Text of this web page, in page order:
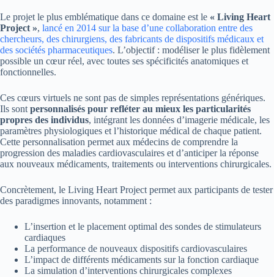
Le projet le plus emblématique dans ce domaine est le « Living Heart
Project », lancé en 2014 sur la base d’une collaboration entre des
chercheurs, des chirurgiens, des fabricants de dispositifs médicaux et
des sociétés pharmaceutiques. L’objectif : modéliser le plus fidèlement
possible un cœur réel, avec toutes ses spécificités anatomiques et
fonctionnelles.
Ces cœurs virtuels ne sont pas de simples représentations génériques.
Ils sont personnalisés pour refléter au mieux les particularités
propres des individus, intégrant les données d’imagerie médicale, les
paramètres physiologiques et l’historique médical de chaque patient.
Cette personnalisation permet aux médecins de comprendre la
progression des maladies cardiovasculaires et d’anticiper la réponse
aux nouveaux médicaments, traitements ou interventions chirurgicales.
Concrètement, le Living Heart Project permet aux participants de tester
des paradigmes innovants, notamment :
L’insertion et le placement optimal des sondes de stimulateurs
cardiaques
La performance de nouveaux dispositifs cardiovasculaires
L’impact de différents médicaments sur la fonction cardiaque
La simulation d’interventions chirurgicales complexes